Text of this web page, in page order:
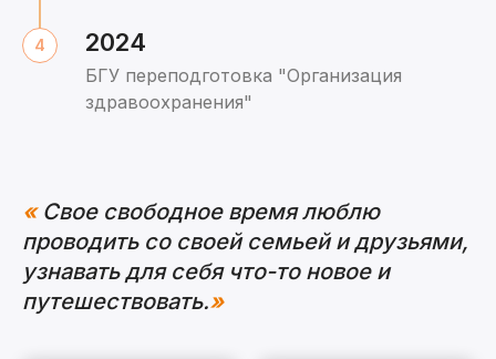
2024
БГУ переподготовка "Организация
здравоохранения"
«Свое свободное время люблю
проводить со своей семьей и друзьями,
узнавать для себя что-то новое и
путешествовать.»